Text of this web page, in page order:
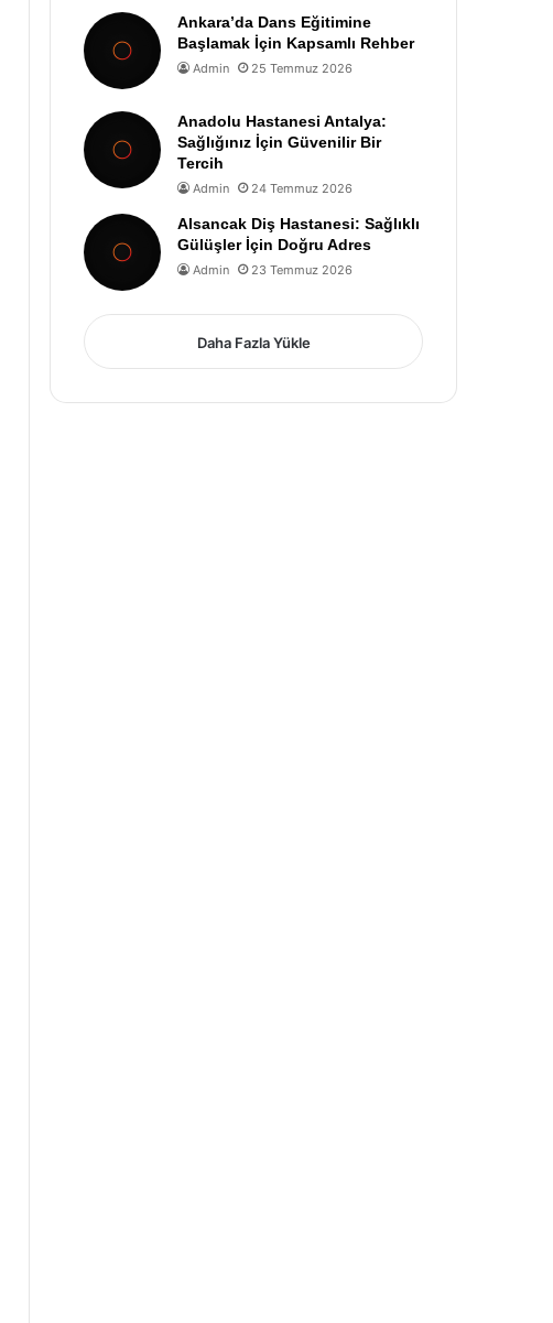
Ankara’da Dans Eğitimine
Başlamak İçin Kapsamlı Rehber
Admin 25 Temmuz 2026
Anadolu Hastanesi Antalya:
Sağlığınız İçin Güvenilir Bir
Tercih
Admin 24 Temmuz 2026
Alsancak Diş Hastanesi: Sağlıklı
Gülüşler İçin Doğru Adres
Admin 23 Temmuz 2026
Daha Fazla Yükle